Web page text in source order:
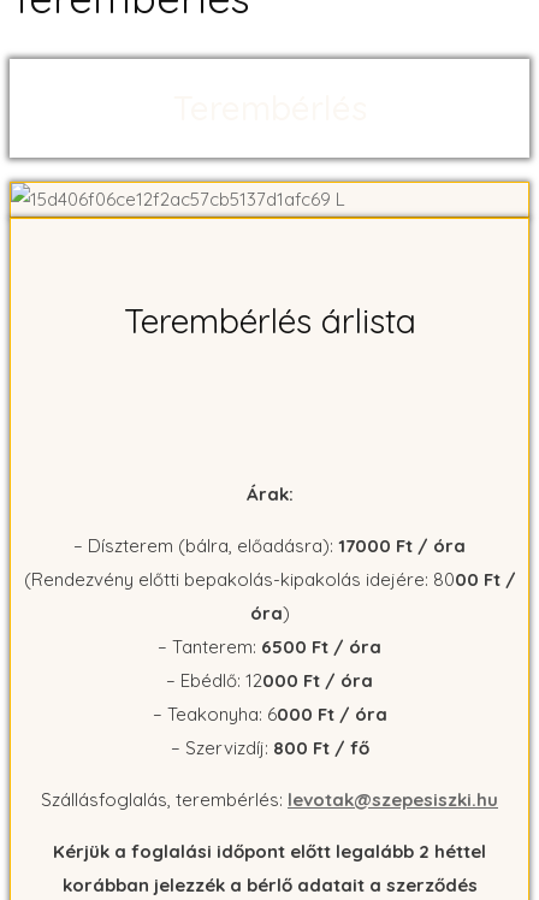
Terembérlés árlista
Árak:
– Díszterem (bálra, előadásra): 17000 Ft / óra
(Rendezvény előtti bepakolás-kipakolás idejére: 8000 Ft /
óra)
– Tanterem: 6500 Ft / óra
– Ebédlő: 12000 Ft / óra
– Teakonyha: 6000 Ft / óra
– Szervizdíj: 800 Ft / fő
Szállásfoglalás, terembérlés: levotak@szepesiszki.hu
Kérjük a foglalási időpont előtt legalább 2 héttel
korábban jelezzék a bérlő adatait a szerződés